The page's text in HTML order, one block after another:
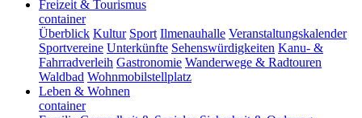
Freizeit & Tourismus
container
Überblick Kultur Sport Ilmenauhalle Veranstaltungskalender
Sportvereine Unterkünfte Sehenswürdigkeiten Kanu- &
Fahrradverleih Gastronomie Wanderwege & Radtouren
Waldbad Wohnmobilstellplatz
Leben & Wohnen
container